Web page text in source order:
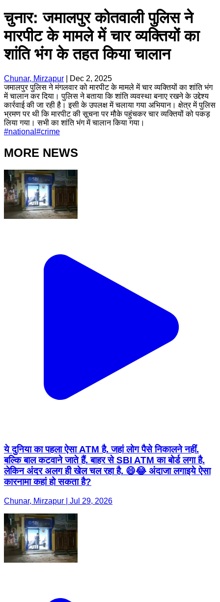
चुनार: जमालपुर कोतवाली पुलिस ने
मारपीट के मामले में चार व्यक्तियों का
शांति भंग के तहत किया चालान
Chunar, Mirzapur
Dec 2, 2025
जमालपुर पुलिस ने मंगलवार को मारपीट के मामले में चार व्यक्तियों का शांति भंग
में चालान कर दिया। पुलिस ने बताया कि शांति व्यवस्था बनाए रखने के उद्देश्य
कार्रवाई की जा रही है। इसी के उपलक्ष में चलाया गया अभियान। क्षेत्र में पुलिस
भ्रमण पर थी कि मारपीट की सूचना पर मौके पहुंचकर चार व्यक्तियों को पकड़
लिया गया। सभी का शांति भंग में चालान किया गया।
#national #crime
MORE NEWS
ये दुनिया का पहला ऐसा ATM है. जहां लोग पैसे निकालने नहीं.
बल्कि बाल कटवाने जाते हैं. बाहर से SBI ATM का बोर्ड लगा है.
लेकिन अंदर अलग ही खेल चल रहा है. 😄😂 अंदाजा लगाइये ऐसा
कारनामा कहां हो सकता है?
Chunar, Mirzapur | Jul 29, 2026